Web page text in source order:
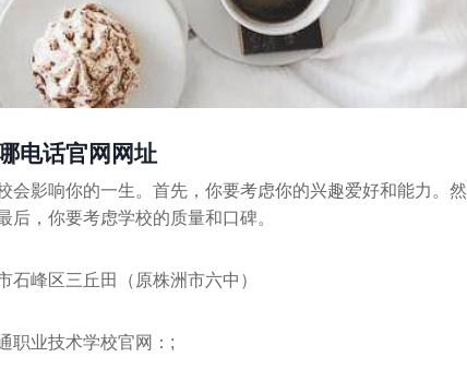
电话官网网址
会影响你的一生。首先，你要考虑你的兴趣爱好和能力。然
，你要考虑学校的质量和口碑。
峰区三丘田（原株洲市六中）
职业技术学校官网：;